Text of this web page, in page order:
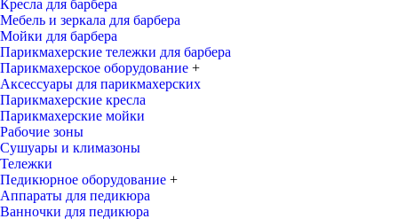
Кресла для барбера
Мебель и зеркала для барбера
Мойки для барбера
Парикмахерские тележки для барбера
Парикмахерское оборудование +
Аксессуары для парикмахерских
Парикмахерские кресла
Парикмахерские мойки
Рабочие зоны
Сушуары и климазоны
Тележки
Педикюрное оборудование +
Аппараты для педикюра
Ванночки для педикюра